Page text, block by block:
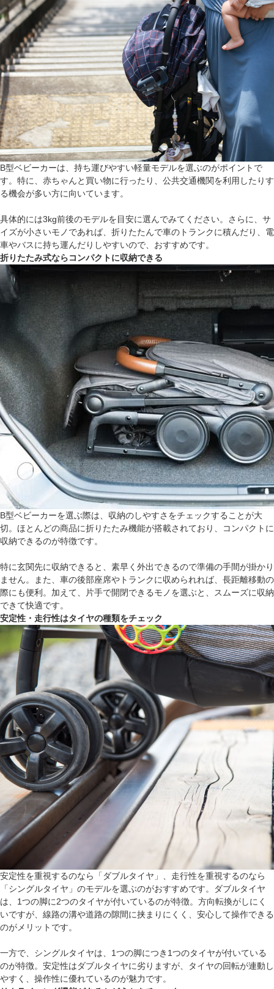
B型ベビーカーは、持ち運びやすい軽量モデルを選ぶのがポイントで
す。特に、赤ちゃんと買い物に行ったり、公共交通機関を利用したりす
る機会が多い方に向いています。
具体的には3kg前後のモデルを目安に選んでみてください。さらに、サ
イズが小さいモノであれば、折りたたんで車のトランクに積んだり、電
車やバスに持ち運んだりしやすいので、おすすめです。
折りたたみ式ならコンパクトに収納できる
B型ベビーカーを選ぶ際は、収納のしやすさをチェックすることが大
切。ほとんどの商品に折りたたみ機能が搭載されており、コンパクトに
収納できるのが特徴です。
特に玄関先に収納できると、素早く外出できるので準備の手間が掛かり
ません。また、車の後部座席やトランクに収められれば、長距離移動の
際にも便利。加えて、片手で開閉できるモノを選ぶと、スムーズに収納
できて快適です。
安定性・走行性はタイヤの種類をチェック
安定性を重視するのなら「ダブルタイヤ」、走行性を重視するのなら
「シングルタイヤ」のモデルを選ぶのがおすすめです。ダブルタイヤ
は、1つの脚に2つのタイヤが付いているのが特徴。方向転換がしにく
いですが、線路の溝や道路の隙間に挟まりにくく、安心して操作できる
のがメリットです。
一方で、シングルタイヤは、1つの脚につき1つのタイヤが付いている
のが特徴。安定性はダブルタイヤに劣りますが、タイヤの回転が連動し
やすく、操作性に優れているのが魅力です。